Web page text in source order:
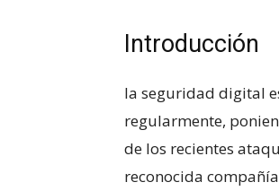
Introducción
la‍ seguridad digital
regularmente,
de los recientes
⁣reconocida